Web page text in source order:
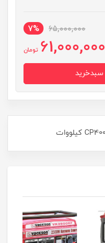
65,000,000
7%
61,000,000 تومان